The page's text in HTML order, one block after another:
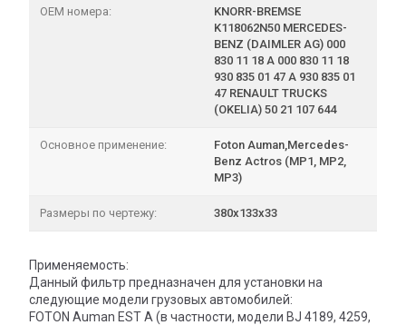
OEM номера:
KNORR-BREMSE
K118062N50 MERCEDES-
BENZ (DAIMLER AG) 000
830 11 18 A 000 830 11 18
930 835 01 47 A 930 835 01
47 RENAULT TRUCKS
(OKELIA) 50 21 107 644
Основное применение:
Foton Auman,Mercedes-
Benz Actros (MP1, MP2,
MP3)
Размеры по чертежу: 380x133x33
Применяемость:
Данный фильтр предназначен для установки на
следующие модели грузовых автомобилей:
FOTON Auman EST A (в частности, модели BJ 4189, 4259,